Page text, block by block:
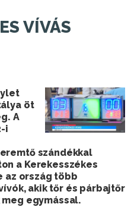
VÍVÁS
öt
A
i
szándékkal
a Kerekesszékes
az ország több
akik tőr és párbajtőr
egymással.